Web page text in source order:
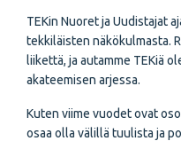
TEKin Nuoret ja Uudistajat
tekkiläisten näkökulmasta.
liikettä, ja autamme TEKiä
akateemisen arjessa.
Kuten viime vuodet ovat
osaa olla välillä tuulista ja